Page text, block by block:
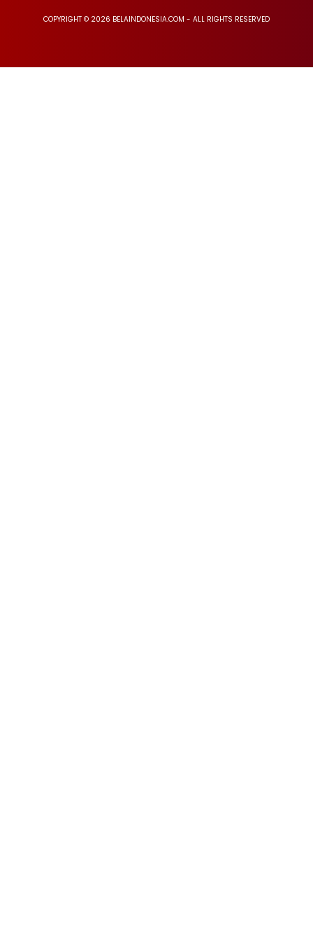
COPYRIGHT © 2026 BELAINDONESIA.COM - ALL RIGHTS RESERVED